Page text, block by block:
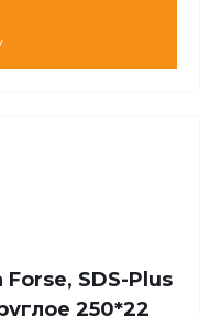
Forse, SDS-Plus
250*22